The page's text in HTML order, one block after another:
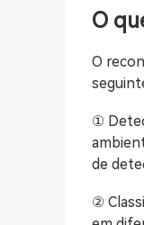
O
O
①
de
②